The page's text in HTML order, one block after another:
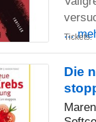
...
Tickets:
Die